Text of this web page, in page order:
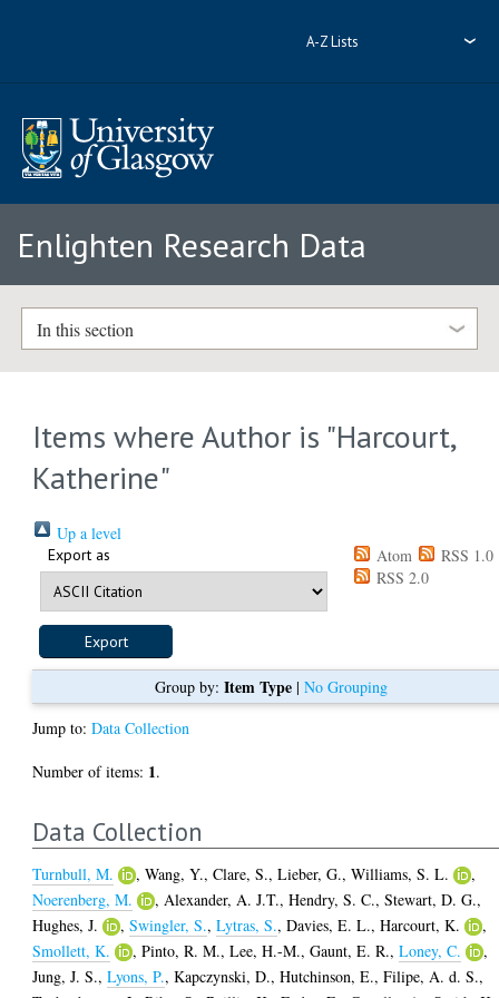
A-Z Lists
Enlighten Research Data
In this section
Items where Author is "Harcourt,
Katherine"
Up a level
Export as Atom
RSS 1.0
RSS 2.0
Group by: Item Type| No Grouping
Jump to:Data Collection
Number of items: 1.
Data Collection
Turnbull, M. ,Wang, Y.,Clare, S.,Lieber, G.,Williams, S. L.
,
Noerenberg, M.
, Alexander, A. J.T.,Hendry, S. C.,Stewart, D. G.,
Hughes, J.
,Swingler, S.,Lytras, S.,Davies, E. L.,Harcourt, K.
,
Smollett, K.
,Pinto, R. M.,Lee, H.-M.,Gaunt, E. R.,Loney, C.
,
Jung, J. S.,Lyons, P.,Kapczynski, D.,Hutchinson, E.,Filipe, A. d. S.,